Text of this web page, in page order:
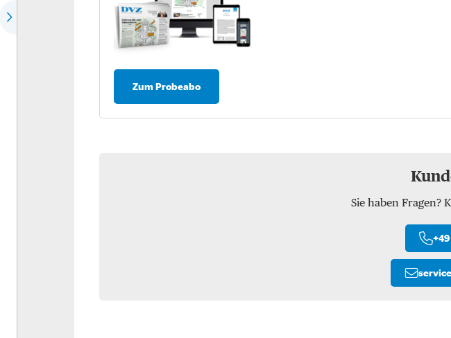
Dossier: Defence Logistics
Dossier: Antriebswende
Umfrage: Nachhaltigkeit in
der Logistik
Zum Probeabo
Sie haben Fragen?
+49
service